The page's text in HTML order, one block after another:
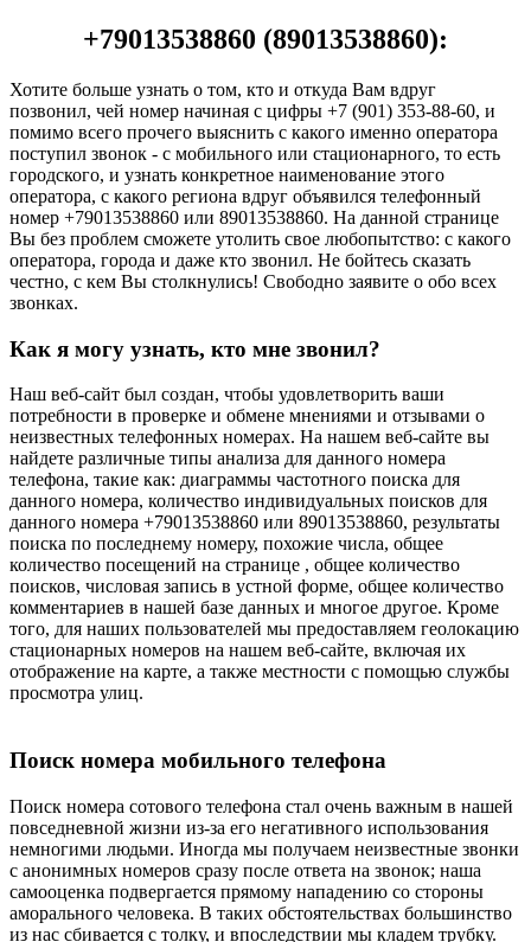
+79013538860 (89013538860):
Хотите больше узнать о том, кто и откуда Вам вдруг
позвонил, чей номер начиная с цифры +7 (901) 353-88-60, и
помимо всего прочего выяснить с какого именно оператора
поступил звонок - с мобильного или стационарного, то есть
городского, и узнать конкретное наименование этого
оператора, с какого региона вдруг объявился телефонный
номер +79013538860 или 89013538860. На данной странице
Вы без проблем сможете утолить свое любопытство: с какого
оператора, города и даже кто звонил. Не бойтесь сказать
честно, с кем Вы столкнулись! Свободно заявите о обо всех
звонках.
Как я могу узнать, кто мне звонил?
Наш веб-сайт был создан, чтобы удовлетворить ваши
потребности в проверке и обмене мнениями и отзывами о
неизвестных телефонных номерах. На нашем веб-сайте вы
найдете различные типы анализа для данного номера
телефона, такие как: диаграммы частотного поиска для
данного номера, количество индивидуальных поисков для
данного номера +79013538860 или 89013538860, результаты
поиска по последнему номеру, похожие числа, общее
количество посещений на странице , общее количество
поисков, числовая запись в устной форме, общее количество
комментариев в нашей базе данных и многое другое. Кроме
того, для наших пользователей мы предоставляем геолокацию
стационарных номеров на нашем веб-сайте, включая их
отображение на карте, а также местности с помощью службы
просмотра улиц.
Поиск номера мобильного телефона
Поиск номера сотового телефона стал очень важным в нашей
повседневной жизни из-за его негативного использования
немногими людьми. Иногда мы получаем неизвестные звонки
с анонимных номеров сразу после ответа на звонок; наша
самооценка подвергается прямому нападению со стороны
аморального человека. В таких обстоятельствах большинство
из нас сбивается с толку, и впоследствии мы кладем трубку.